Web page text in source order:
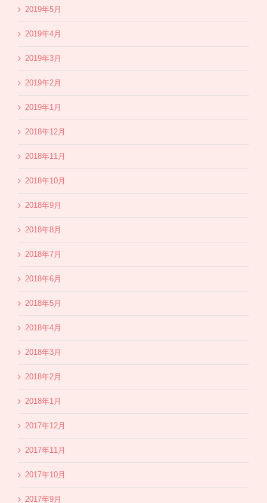
2019年5月
2019年4月
2019年3月
2019年2月
2019年1月
2018年12月
2018年11月
2018年10月
2018年9月
2018年8月
2018年7月
2018年6月
2018年5月
2018年4月
2018年3月
2018年2月
2018年1月
2017年12月
2017年11月
2017年10月
2017年9月